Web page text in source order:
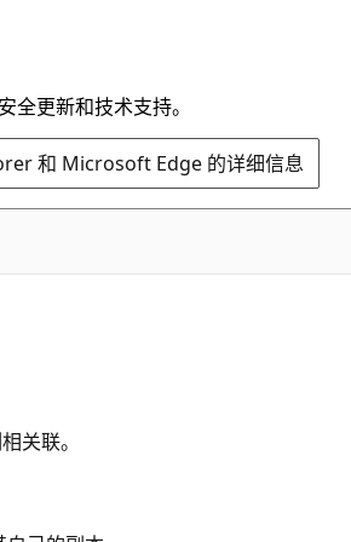
更新和技术支持。
和 Microsoft Edge 的详细信息
关联。